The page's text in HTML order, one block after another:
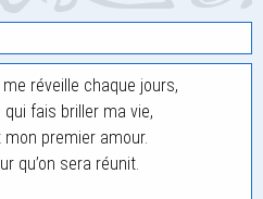
réveille chaque jours,
fais briller ma vie,
premier amour.
qu’on sera réunit.